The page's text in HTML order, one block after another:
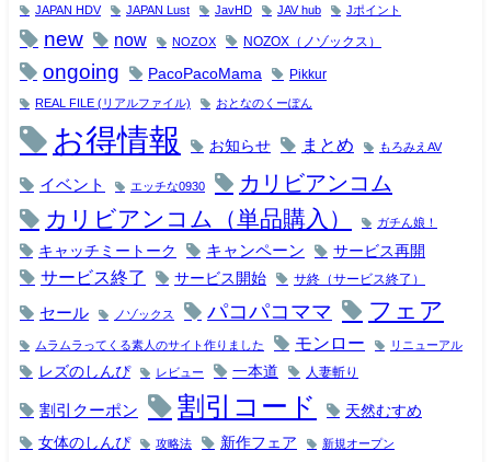
JAPAN HDV JAPAN Lust JavHD JAV hub Jポイント
new now NOZOX NOZOX（ノゾックス）
ongoing PacoPacoMama Pikkur
REAL FILE (リアルファイル) おとなのくーぽん
お得情報 お知らせ まとめ もろみえAV
イベント エッチな0930 カリビアンコム
カリビアンコム（単品購入） ガチん娘！
キャッチミートーク キャンペーン サービス再開
サービス終了 サービス開始 サ終（サービス終了）
セール ノゾックス パコパコママ フェア
ムラムラってくる素人のサイト作りました モンロー リニューアル
レズのしんぴ レビュー 一本道 人妻斬り
割引クーポン 割引コード 天然むすめ
女体のしんぴ 攻略法 新作フェア 新規オープン